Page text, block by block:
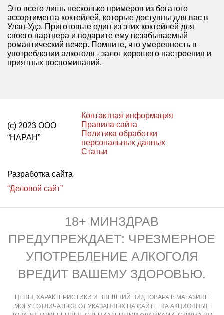
Это всего лишь несколько примеров из богатого
ассортимента коктейлей, которые доступны для вас в
Улан-Удэ. Приготовьте один из этих коктейлей для
своего партнера и подарите ему незабываемый
романтический вечер. Помните, что умеренность в
употреблении алкоголя - залог хорошего настроения и
приятных воспоминаний.
(с) 2023 ООО
“НАРАН”
Контактная информация
Правила сайта
Политика обработки
персональных данных
Статьи
Разработка сайта
“Деловой сайт”
18+ МИНЗДРАВ
ПРЕДУПРЕЖДАЕТ: ЧРЕЗМЕРНОЕ
УПОТРЕБЛЕНИЕ АЛКОГОЛЯ
ВРЕДИТ ВАШЕМУ ЗДОРОВЬЮ.
ЦЕНЫ, ХАРАКТЕРИСТИКИ И ВНЕШНИЙ ВИД ТОВАРА В МАГАЗИНЕ
МОГУТ ОТЛИЧАТЬСЯ ОТ УКАЗАННЫХ НА САЙТЕ. НА АКЦИОННЫЕ